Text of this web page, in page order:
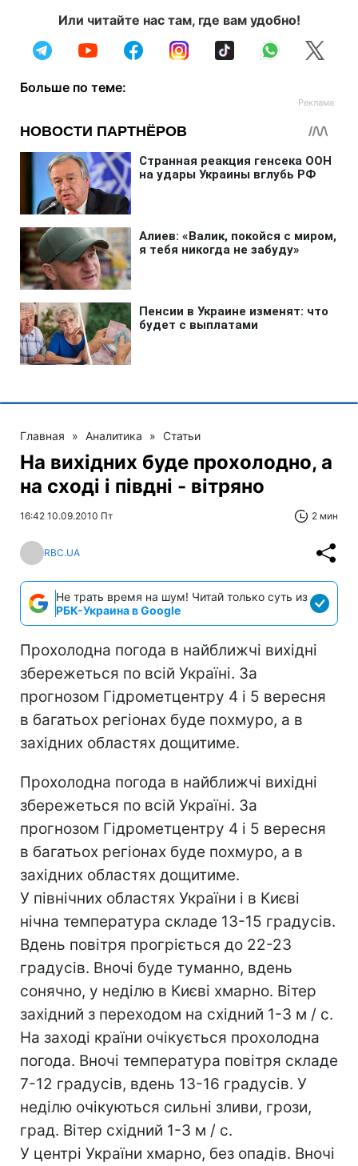
Или читайте нас там, где вам удобно!
Больше по теме:
Главная » Аналитика » Статьи
На вихідних буде прохолодно, а
на сході і півдні - вітряно
16:42 10.09.2010 Пт 2 мин
RBC.UA
Не трать время на шум! Читай только суть из
РБК-Украина в Google
Прохолодна погода в найближчі вихідні
збережеться по всій Україні. За
прогнозом Гідрометцентру 4 і 5 вересня
в багатьох регіонах буде похмуро, а в
західних областях дощитиме.
Прохолодна погода в найближчі вихідні
збережеться по всій Україні. За
прогнозом Гідрометцентру 4 і 5 вересня
в багатьох регіонах буде похмуро, а в
західних областях дощитиме.
У північних областях України і в Києві
нічна температура складе 13-15 градусів.
Вдень повітря прогріється до 22-23
градусів. Вночі буде туманно, вдень
сонячно, у неділю в Києві хмарно. Вітер
західний з переходом на східний 1-3 м / с.
На заході країни очікується прохолодна
погода. Вночі температура повітря складе
7-12 градусів, вдень 13-16 градусів. У
неділю очікуються сильні зливи, грози,
град. Вітер східний 1-3 м / с.
У центрі України хмарно, без опадів. Вночі